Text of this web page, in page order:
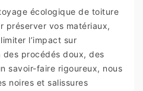
écologique de toiture
préserver vos matériaux,
l’impact sur
des procédés doux, des
savoir-faire rigoureux, nous
noires et salissures